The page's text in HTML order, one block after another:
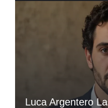
Luca Argentero